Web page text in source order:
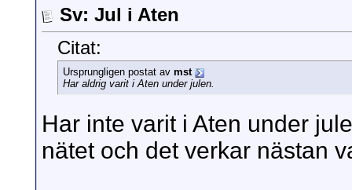
Sv: Jul i Aten
Citat:
Ursprungligen postat av mst
Har aldrig varit i Aten under julen.
Har inte varit i Aten under
nätet och det verkar nästan